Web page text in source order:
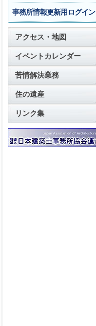
事務所情報更新用ログイン
アクセス・地図
イベントカレンダー
苦情解決業務
住の遺産
リンク集